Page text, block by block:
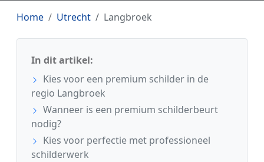
Home Utrecht Langbroek
In dit artikel:
Kies voor een premium schilder in de
regio Langbroek
Wanneer is een premium schilderbeurt
nodig?
Kies voor perfectie met professioneel
schilderwerk